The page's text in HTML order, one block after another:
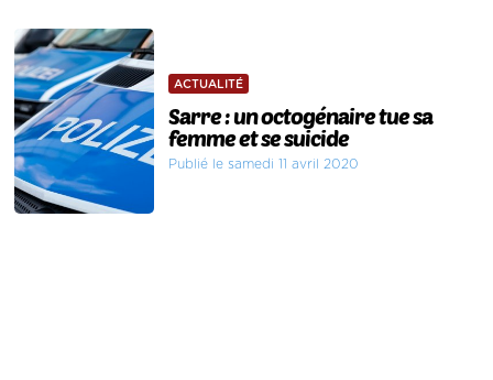
ACTUALITÉ
Sarre : un octogénaire tue sa
femme et se suicide
Publié le samedi 11 avril 2020